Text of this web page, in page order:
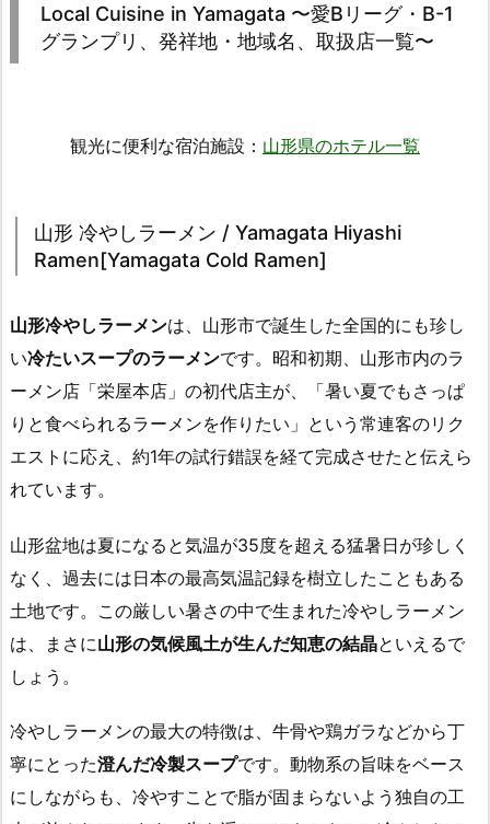
Local Cuisine in Yamagata 〜愛Bリーグ・B-1
グランプリ、発祥地・地域名、取扱店一覧〜
観光に便利な宿泊施設： 山形県のホテル一覧
山形 冷やしラーメン / Yamagata Hiyashi
Ramen[Yamagata Cold Ramen]
山形冷やしラーメンは、山形市で誕生した全国的にも珍し
い冷たいスープのラーメンです。昭和初期、山形市内のラ
ーメン店「栄屋本店」の初代店主が、「暑い夏でもさっぱ
りと食べられるラーメンを作りたい」という常連客のリク
エストに応え、約1年の試行錯誤を経て完成させたと伝えら
れています。
山形盆地は夏になると気温が35度を超える猛暑日が珍しく
なく、過去には日本の最高気温記録を樹立したこともある
土地です。この厳しい暑さの中で生まれた冷やしラーメン
は、まさに山形の気候風土が生んだ知恵の結晶といえるで
しょう。
冷やしラーメンの最大の特徴は、牛骨や鶏ガラなどから丁
寧にとった澄んだ冷製スープです。動物系の旨味をベース
にしながらも、冷やすことで脂が固まらないよう独自の工